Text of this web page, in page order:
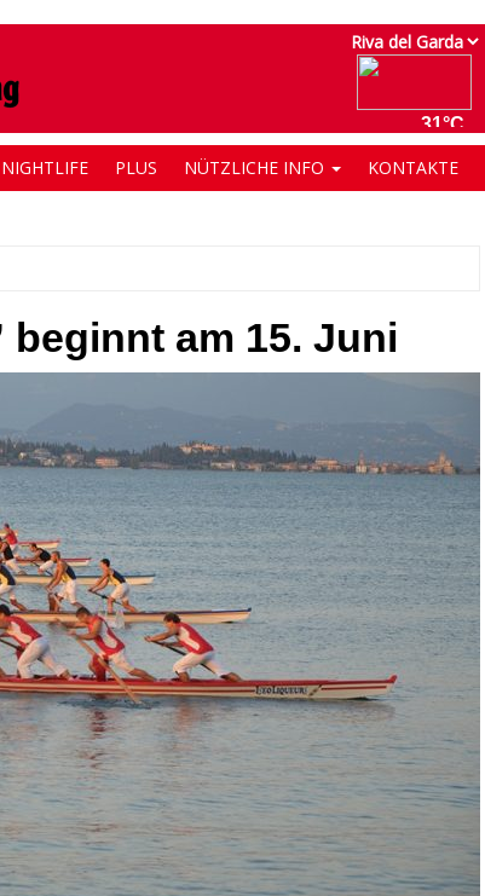
PLUS NÜTZLICHE INFO KONTAKTE
beginnt am 15. Juni